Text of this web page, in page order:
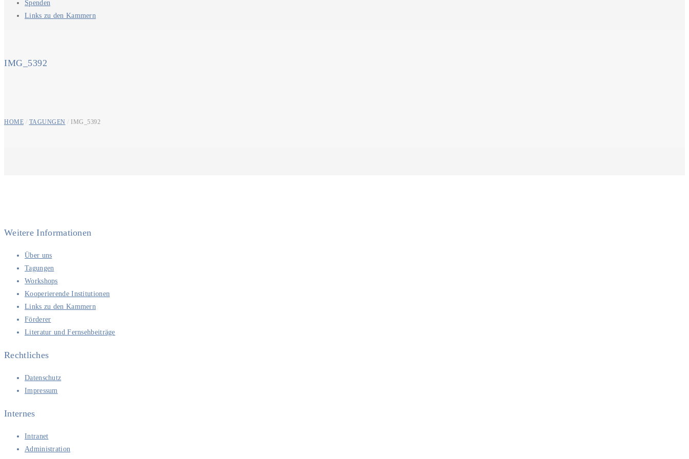
Spenden
Links zu den Kammern
IMG_5392
HOME / TAGUNGEN / IMG_5392
Weitere Informationen
Über uns
Tagungen
Workshops
Kooperierende Institutionen
Links zu den Kammern
Förderer
Literatur und Fernsehbeiträge
Rechtliches
Datenschutz
Impressum
Internes
Intranet
Administration